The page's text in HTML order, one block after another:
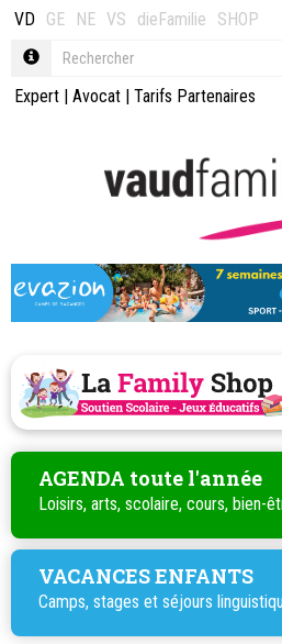
VD GE NE VS dieFamilie SHOP
Expert | Avocat | Tarifs Partenaires
AGENDA toute l'année
Loisirs, arts, scolaire, cours, bien-
VACANCES ENFANTS
Camps, stages et séjours